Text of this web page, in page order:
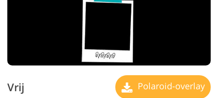
Vrij Polaroid-overlay